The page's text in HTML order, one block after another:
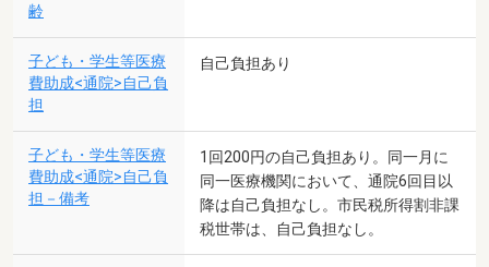
齢
子ども・学生等医療
費助成<通院>自己負
担
自己負担あり
子ども・学生等医療
費助成<通院>自己負
担－備考
1回200円の自己負担あり。同一月に
同一医療機関において、通院6回目以
降は自己負担なし。市民税所得割非課
税世帯は、自己負担なし。